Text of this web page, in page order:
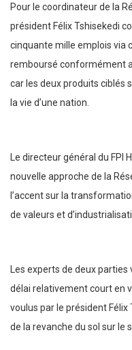
Pour le coordinateur de la
président Félix Tshisekedi
cinquante mille emplois via
remboursé conformément
car les deux produits ciblés
la vie d’une nation.
Le directeur général du FPI
nouvelle approche de la
l’accent sur la
de valeurs et
Les experts de deux parties
délai relativement court en
voulus par le président
de la revanche du sol sur le